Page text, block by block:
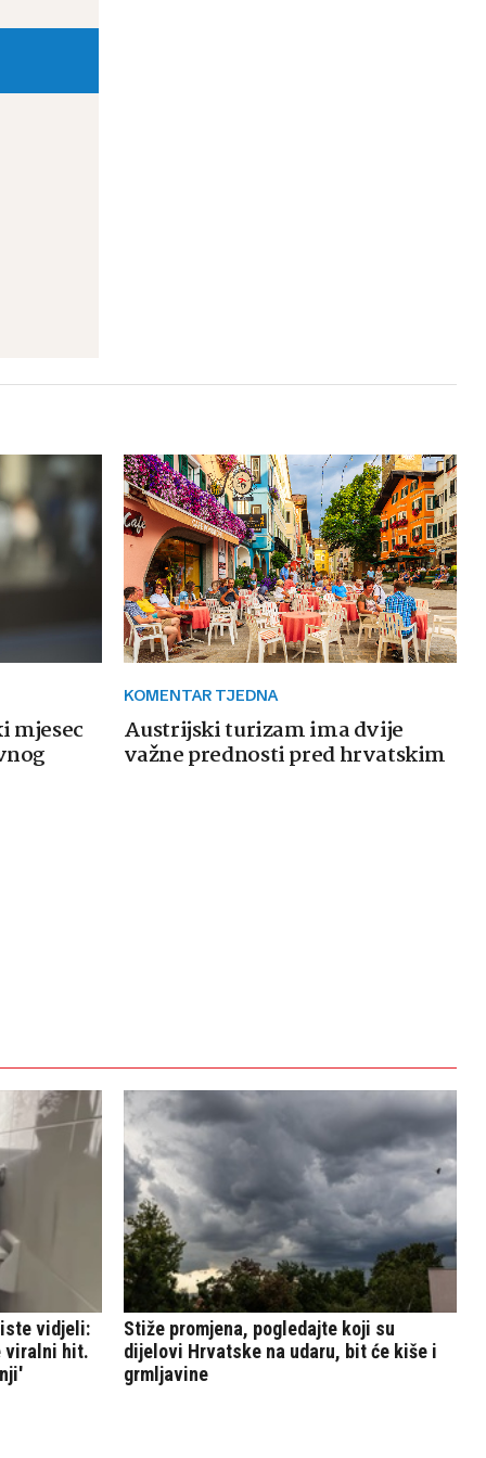
mjesec
KOMENTAR TJEDNA
Austrijski turizam ima dvije
važne prednosti pred hrvatskim